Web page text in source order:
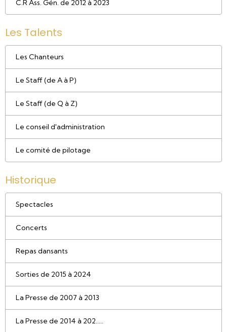
C.R Ass. Gén. de 2012 à 2023
Les Talents
Les Chanteurs
Le Staff (de A à P)
Le Staff (de Q à Z)
Le conseil d'administration
Le comité de pilotage
Historique
Spectacles
Concerts
Repas dansants
Sorties de 2015 à 2024
La Presse de 2007 à 2013
La Presse de 2014 à 202.....